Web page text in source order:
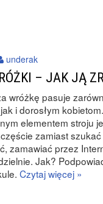
– JAK JĄ
wróżkę pasuje
i dorosłym
elementem stroju
zamiast
zamawiać przez
Jak?
Czytaj więcej »
underak